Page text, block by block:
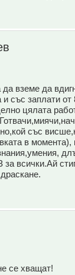
вземе да
и със заплати
цялата
със
в момента),
всички.Ай
се хващат!